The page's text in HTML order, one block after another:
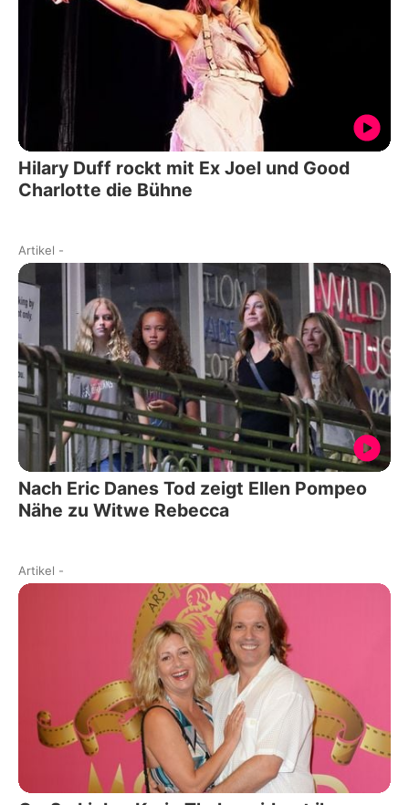
Hilary Duff rockt mit Ex Joel und Good
Charlotte die Bühne
Artikel -
Nach Eric Danes Tod zeigt Ellen Pompeo
Nähe zu Witwe Rebecca
Artikel -